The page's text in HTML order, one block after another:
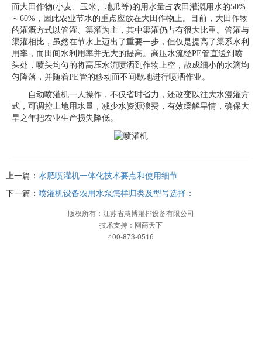
而大田作物(小麦、玉米、地瓜等)的用水量占农田灌溉用水的50%
～60%，因此农业节水的重点应放在大田作物上。目前，大田作物
的灌溉方式以管灌、渠灌为主，其中渠灌仍占有很大比重。管灌与
渠灌相比，虽然在节水上迈出了重要一步，但仅是提高了渠系水利
用率，而田间水利用率并无大的提高。高压水流经PE管直送到喷
头处，喷头均匀的将高压水流喷洒到作物上空，散成细小的水滴均
匀降落，并随着PE管的移动而不间歇地进行喷洒作业。
自动喷灌机一人操作，不仅省时省力，还改变以往大水漫灌方
式，可调控土地用水量，减少水资源浪费，有效缓解旱情，确保大
旱之年把农业生产损失降低。
上一篇： 水肥喷灌机一体化技术要点和使用细节
下一篇： 喷灌机设备农用水泵怎样归类及型号选择：
版权所有：江苏省慧博灌排设备有限公司
技术支持：网商天下
400-873-0516